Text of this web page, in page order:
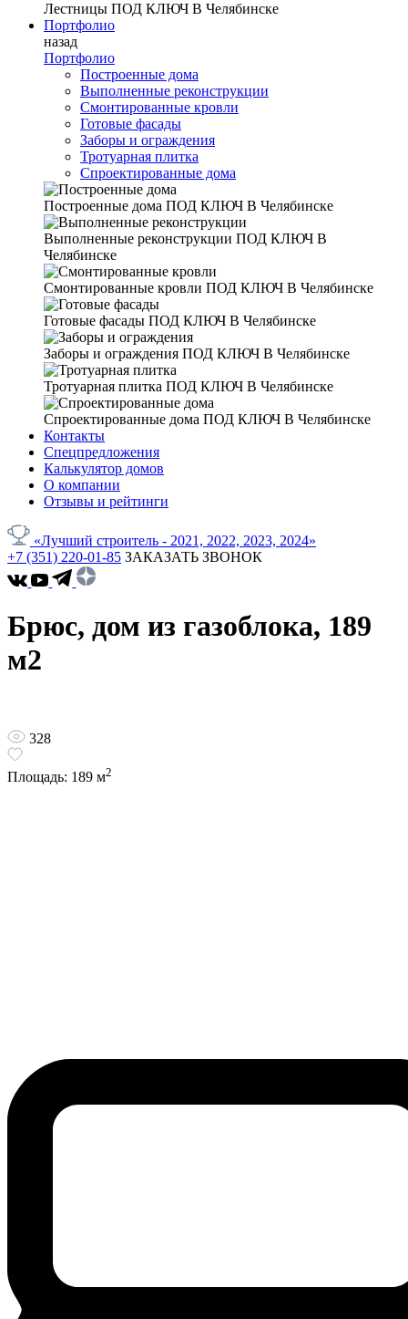
Лестницы ПОД КЛЮЧ В Челябинске
Портфолио
назад
Портфолио
Построенные дома
Выполненные реконструкции
Смонтированные кровли
Готовые фасады
Заборы и ограждения
Тротуарная плитка
Спроектированные дома
Построенные дома ПОД КЛЮЧ В Челябинске
Выполненные реконструкции ПОД КЛЮЧ В
Челябинске
Смонтированные кровли ПОД КЛЮЧ В Челябинске
Готовые фасады ПОД КЛЮЧ В Челябинске
Заборы и ограждения ПОД КЛЮЧ В Челябинске
Тротуарная плитка ПОД КЛЮЧ В Челябинске
Спроектированные дома ПОД КЛЮЧ В Челябинске
Контакты
Спецпредложения
Калькулятор домов
О компании
Отзывы и рейтинги
«Лучший строитель - 2021, 2022, 2023, 2024»
+7 (351) 220-01-85 ЗАКАЗАТЬ ЗВОНОК
Брюс, дом из газоблока, 189
м2
328
Площадь: 189 м2